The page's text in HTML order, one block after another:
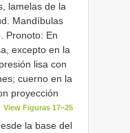
lamelas de la
Mandíbulas
Pronoto: En
excepto en la
lisa con
cuerno en la
proyección
View Figuras 17–25
la base del